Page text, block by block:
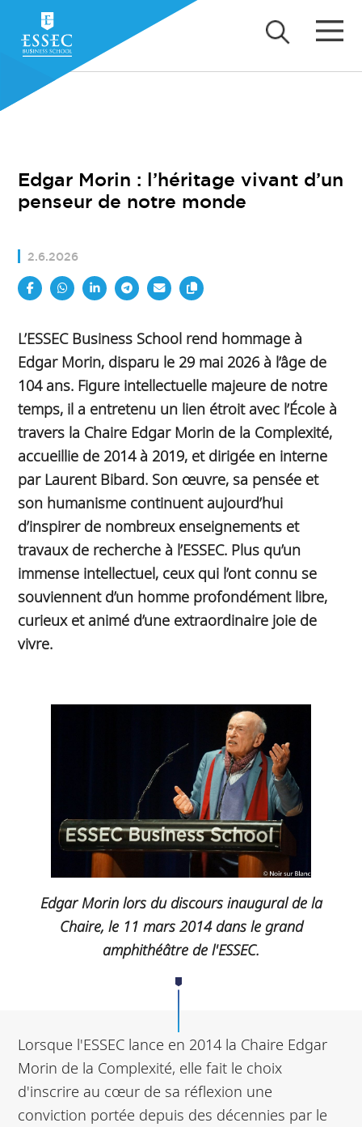
Edgar Morin : l’héritage vivant d’un
penseur de notre monde
2.6.2026
L’ESSEC Business School rend hommage à
Edgar Morin, disparu le 29 mai 2026 à l’âge de
104 ans. Figure intellectuelle majeure de notre
temps, il a entretenu un lien étroit avec l’École à
travers la Chaire Edgar Morin de la Complexité,
accueillie de 2014 à 2019, et dirigée en interne
par Laurent Bibard. Son œuvre, sa pensée et
son humanisme continuent aujourd’hui
d’inspirer de nombreux enseignements et
travaux de recherche à l’ESSEC. Plus qu’un
immense intellectuel, ceux qui l’ont connu se
souviennent d’un homme profondément libre,
curieux et animé d’une extraordinaire joie de
vivre.
Edgar Morin lors du discours inaugural de la
Chaire, le 11 mars 2014 dans le grand
amphithéâtre de l'ESSEC.
Lorsque l'ESSEC lance en 2014 la Chaire Edgar
Morin de la Complexité, elle fait le choix
d'inscrire au cœur de sa réflexion une
conviction portée depuis des décennies par le